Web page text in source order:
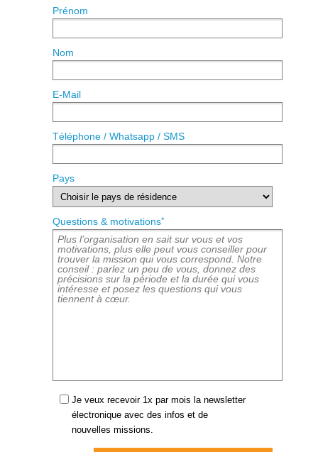
Prénom
Nom
E-Mail
Téléphone / Whatsapp / SMS
Pays
Questions & motivations*
Je veux recevoir 1x par mois la newsletter
électronique avec des infos et de
nouvelles missions.